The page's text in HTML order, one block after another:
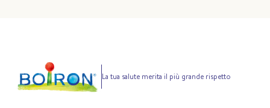
La tua salute merita il più grande rispetto